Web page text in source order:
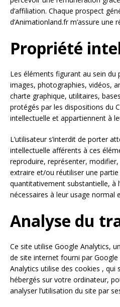
d’affiliation. Chaque prospect
d’Animationland.fr m’assure une
Propriété
Les éléments figurant au sein du
images, photographies, vidéos,
charte graphique, utilitaires,
protégés par les dispositions du
intellectuelle et appartiennent à
L’utilisateur s’interdit de porter
intellectuelle afférents à ces
reproduire, représenter, modifier,
extraire et/ou réutiliser une
quantitativement substantielle, à
nécessaires à leur usage normal
Analyse du
Ce site utilise Google Analytics,
de site internet fourni par Google
Analytics utilise des cookies , qui
hébergés sur votre ordinateur,
analyser l’utilisation du site par